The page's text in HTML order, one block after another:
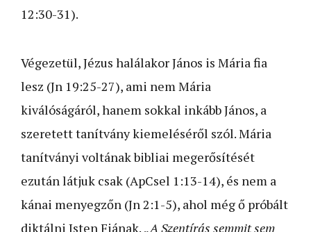
12:30-31).
Végezetül, Jézus halálakor János is Mária fia
lesz (Jn 19:25-27), ami nem Mária
kiválóságáról, hanem sokkal inkább János, a
szeretett tanítvány kiemeléséről szól. Mária
tanítványi voltának bibliai megerősítését
ezután látjuk csak (ApCsel 1:13-14), és nem a
kánai menyegzőn (Jn 2:1-5), ahol még ő próbált
diktálni Isten Fiának. „A Szentírás semmit sem